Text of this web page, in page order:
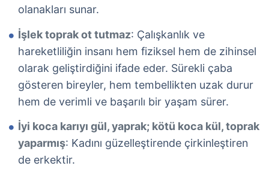
olanakları sunar.
İşlek toprak ot tutmaz: Çalışkanlık ve
hareketliliğin insanı hem fiziksel hem de zihinsel
olarak geliştirdiğini ifade eder. Sürekli çaba
gösteren bireyler, hem tembellikten uzak durur
hem de verimli ve başarılı bir yaşam sürer.
İyi koca karıyı gül, yaprak; kötü koca kül, toprak
yaparmış: Kadını güzelleştirende çirkinleştiren
de erkektir.